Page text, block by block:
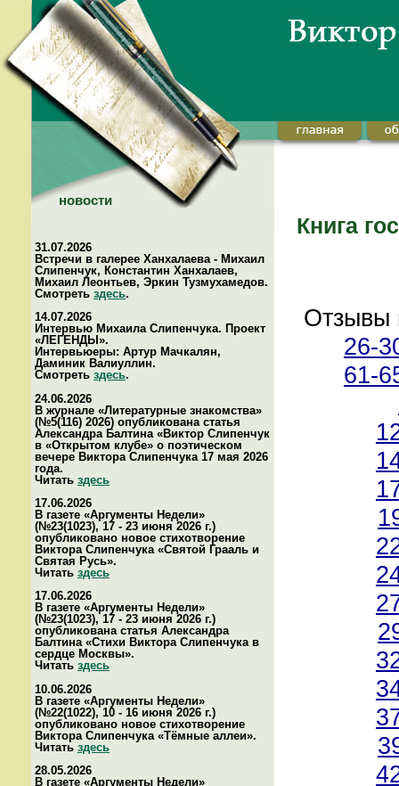
новости
31.07.2026
Встречи в галерее Ханхалаева - Михаил
Слипенчук, Константин Ханхалаев,
Михаил Леонтьев, Эркин Тузмухамедов.
Смотреть здесь.
14.07.2026
Интервью Михаила Слипенчука. Проект
«ЛЕГЕНДЫ».
Интервьюеры: Артур Мачкалян,
Даминик Валиуллин.
Смотреть здесь.
24.06.2026
В журнале «Литературные знакомства»
(№5(116) 2026) опубликована статья
Александра Балтина «Виктор Слипенчук
в «Открытом клубе» о поэтическом
вечере Виктора Слипенчука 17 мая 2026
года.
Читать здесь
17.06.2026
В газете «Аргументы Недели»
(№23(1023), 17 - 23 июня 2026 г.)
опубликовано новое стихотворение
Виктора Слипенчука «Святой Грааль и
Святая Русь».
Читать здесь
17.06.2026
В газете «Аргументы Недели»
(№23(1023), 17 - 23 июня 2026 г.)
опубликована статья Александра
Балтина «Стихи Виктора Слипенчука в
сердце Москвы».
Читать здесь
10.06.2026
В газете «Аргументы Недели»
(№22(1022), 10 - 16 июня 2026 г.)
опубликовано новое стихотворение
Виктора Слипенчука «Тёмные аллеи».
Читать здесь
28.05.2026
В газете «Аргументы Недели»
Книга
Отзывы
26-
61-